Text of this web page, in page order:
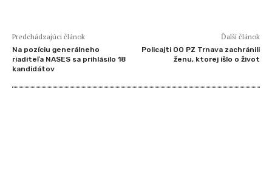
Predchádzajúci článok
Na pozíciu generálneho
riaditeľa NASES sa prihlásilo 18
kandidátov
Ďalší článok
Policajti OO PZ Trnava zachránili
ženu, ktorej išlo o život